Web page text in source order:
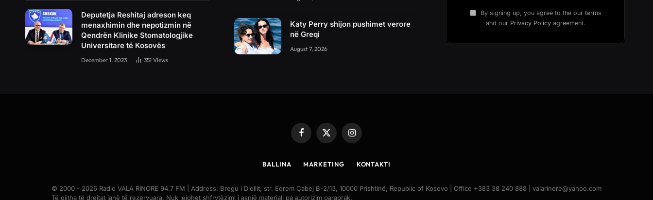
Deputetja Reshitaj adreson keq
menaxhimin dhe nepotizmin në
Qendrën Klinike Stomatologjike
Universitare të Kosovës
December 1, 2023 351 Views
Katy Perry shijon pushimet verore
në Greqi
August 7, 2026
By signing up, you agree to the our terms
and our Privacy Policyagreement.
Facebook
X
(Twitter)
Instagram
BALLINA MARKETING KONTAKTI
© 2000 - 2026 Radio VALA RINORE 94.7 FM | Address: Bregu i Diellit, str. Eqrem Çabej B-2/13, 10000 Prishtinë, Republic of Kosovo | Office +383 38 240 888 | valarinore@yahoo.com
Të gjitha të drejtat janë të rezervuara. Nuk lejohet shfrytëzimi i asnjë materiali pa autorizim paraprak.